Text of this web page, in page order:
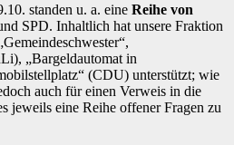
standen u. a. eine Reihe von
SPD. Inhaltlich hat unsere Fraktion
„Bargeldautomat in
(CDU) unterstützt; wie
auch für einen Verweis in die
jeweils eine Reihe offener Fragen zu